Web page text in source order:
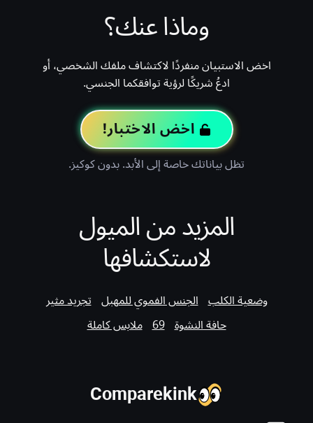
وماذا عنك؟
اخض الاستبيان منفردًا لاكتشاف ملفك الشخصي، أو
ادعُ شريكًا لرؤية توافقكما الجنسي.
اخض الاختبار!
تظل بياناتك خاصة إلى الأبد. بدون كوكيز.
المزيد من الميول
لاستكشافها
وضعية الكلب الجنس الفموي للمهبل تجريد مثير
حافة النشوة 69 ملابس كاملة
Comparekink